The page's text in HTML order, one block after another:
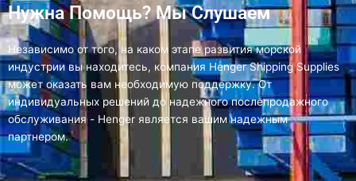
Нужна Помощь? Мы Слушаем
Независимо от того, на каком этапе развития морской
индустрии вы находитесь, компания Henger Shipping Supplies
может оказать вам необходимую поддержку. От
индивидуальных решений до надежного послепродажного
обслуживания - Henger является вашим надежным
партнером.